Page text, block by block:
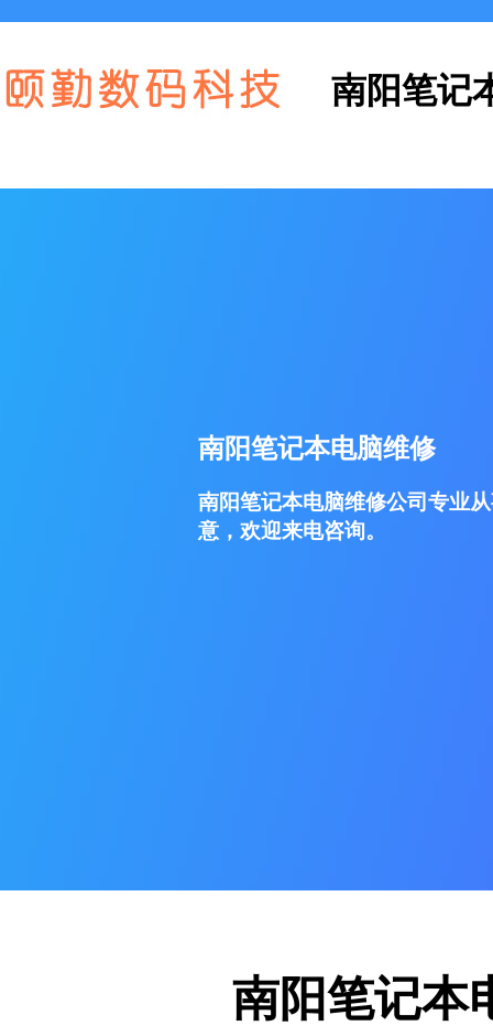
南阳笔记
南阳笔记本电脑维修
南阳笔记本电脑维修公司专业
意，欢迎来电咨询。
南阳笔记本